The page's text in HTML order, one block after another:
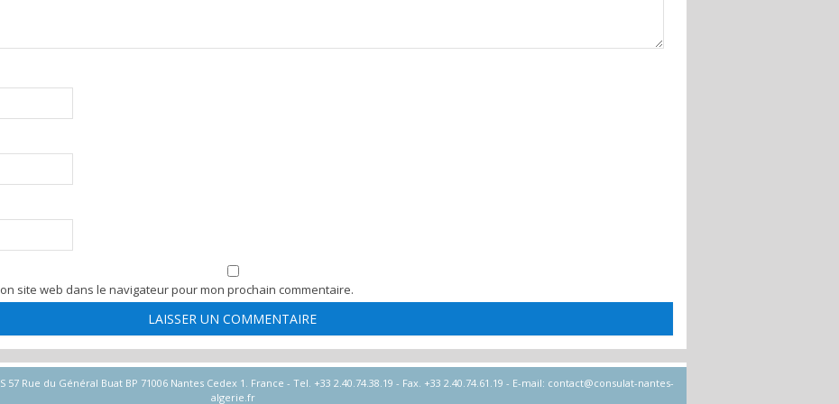
site web dans le navigateur pour mon prochain commentaire.
57 Rue du Général Buat BP 71006 Nantes Cedex 1. France - Tel. +33 2.40.74.38.19 - Fax. +33 2.40.74.61.19 - E-mail: contact@consulat-nantes-
algerie.fr